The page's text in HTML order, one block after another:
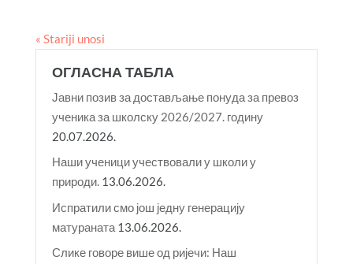
« Stariji unosi
ОГЛАСНА ТАБЛА
Јавни позив за достављање понуда за превоз
ученика за школску 2026/2027. годину
20.07.2026.
Наши ученици учествовали у школи у
природи. 13.06.2026.
Испратили смо још једну генерацију
матураната 13.06.2026.
Слике говоре више од ријечи: Наш